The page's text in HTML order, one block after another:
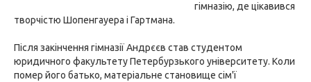
гімназію, де цікавився
творчістю Шопенгауера і Гартмана.
Після закінчення гімназії Андрєєв став студентом
юридичного факультету Петербурзького університету. Коли
помер його батько, матеріальне становище сім'ї